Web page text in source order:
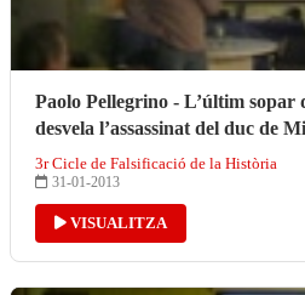
Paolo Pellegrino - L’últim sopar
desvela l’assassinat del duc de
3r Cicle de Falsificació de la Història
31-01-2013
VISUALITZA